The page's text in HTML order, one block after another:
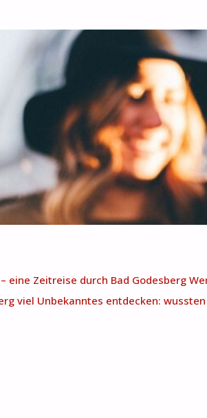
eine Zeitreise durch Bad Godesberg
viel Unbekanntes entdecken: